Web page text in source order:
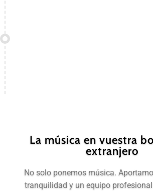
La música en vuestra
extranjero
No solo ponemos música.
tranquilidad y un equipo